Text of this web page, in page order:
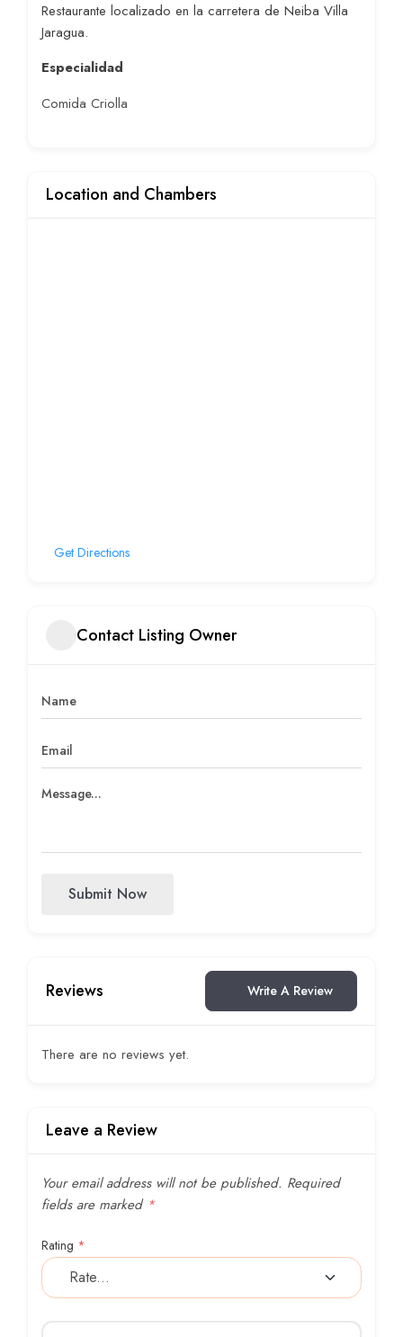
Restaurante localizado en la carretera de Neiba Villa
Jaragua.
Especialidad
Comida Criolla
Location and Chambers
Get Directions
Contact Listing Owner
Submit Now
Reviews Write A Review
There are no reviews yet.
Leave a Review
Your email address will not be published. Required
fields are marked *
Rating *